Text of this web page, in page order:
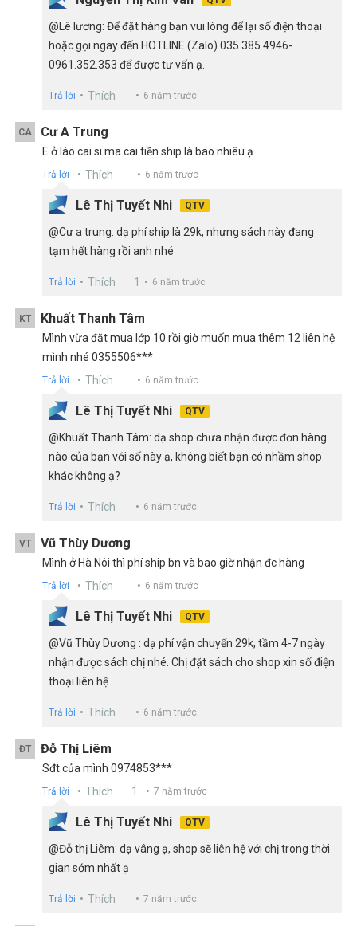
@Lê lương: Để đặt hàng bạn vui lòng để lại số điện thoại
hoặc gọi ngay đến HOTLINE (Zalo) 035.385.4946-
0961.352.353 để được tư vấn ạ.
Trả lời Thích 6 năm trước
CA Cư A Trung
E ở lào cai si ma cai tiền ship là bao nhiêu ạ
Trả lời Thích 6 năm trước
Lê Thị Tuyết Nhi QTV
@Cư a trung: dạ phí ship là 29k, nhưng sách này đang
tạm hết hàng rồi anh nhé
Trả lời Thích 1 6 năm trước
KT Khuất Thanh Tâm
Mình vừa đặt mua lớp 10 rồi giờ muốn mua thêm 12 liên hệ
mình nhé 0355506***
Trả lời Thích 6 năm trước
Lê Thị Tuyết Nhi QTV
@Khuất Thanh Tâm: dạ shop chưa nhận được đơn hàng
nào của bạn với số này ạ, không biết bạn có nhầm shop
khác không ạ?
Trả lời Thích 6 năm trước
VT Vũ Thùy Dương
Mình ở Hà Nôi thì phí ship bn và bao giờ nhận đc hàng
Trả lời Thích 6 năm trước
Lê Thị Tuyết Nhi QTV
@Vũ Thùy Dương : dạ phí vận chuyển 29k, tầm 4-7 ngày
nhận được sách chị nhé. Chị đặt sách cho shop xin số điện
thoại liên hệ
Trả lời Thích 6 năm trước
ĐT Đỗ Thị Liêm
Sđt của mình 0974853***
Trả lời Thích 1 7 năm trước
Lê Thị Tuyết Nhi QTV
@Đỗ thị Liêm: dạ vâng ạ, shop sẽ liên hệ với chị trong thời
gian sớm nhất ạ
Trả lời Thích 7 năm trước